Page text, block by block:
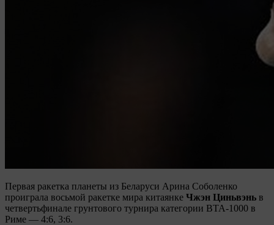
Первая ракетка планеты из Беларуси Арина Соболенко
проиграла восьмой ракетке мира китаянке Чжэн Циньвэнь в
четвертьфинале грунтового турнира категории ВTA-1000 в
Риме — 4:6, 3:6.